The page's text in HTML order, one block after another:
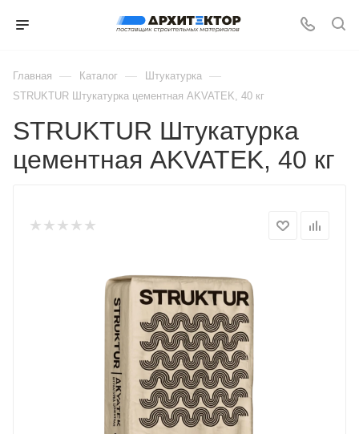
Главная — Каталог — Штукатурка —
STRUKTUR Штукатурка цементная AKVATEK, 40 кг
STRUKTUR Штукатурка
цементная AKVATEK, 40 кг